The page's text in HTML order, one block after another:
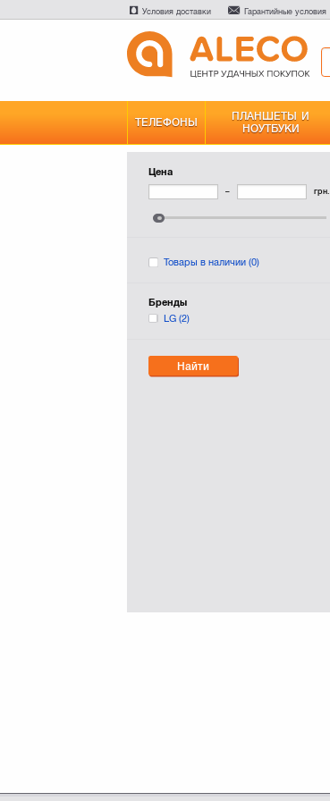
Условия доставки Гарантийные условия
ТЕЛЕФОНЫ
ПЛАНШЕТЫ И
НОУТБУКИ
Цена
– грн.
Товары в наличии(0)
Бренды
LG(2)
Найти